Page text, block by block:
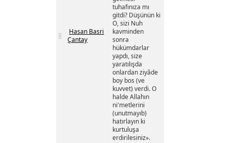
Hasan Basri
Çantay
tuhafınıza mı
gitdi? Düşünün ki
O, sizi Nuh
kavminden
sonra
hükümdarlar
yapdı, size
yaratılışda
onlardan ziyâde
boy bos (ve
kuvvet) verdi. O
halde Allahın
ni'metlerini
(unutmayıb)
hatırlayın ki
kurtuluşa
erdirilesiniz».